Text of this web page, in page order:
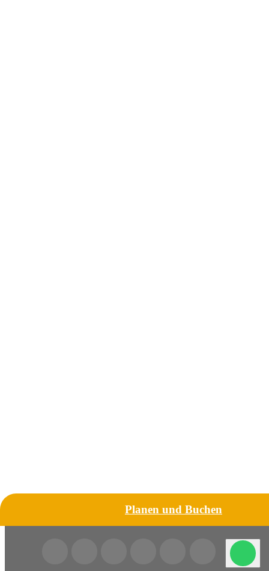
Planen und Buchen